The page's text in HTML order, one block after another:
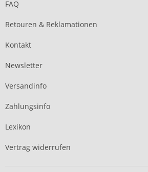
FAQ
Retouren & Reklamationen
Kontakt
Newsletter
Versandinfo
Zahlungsinfo
Lexikon
Vertrag widerrufen